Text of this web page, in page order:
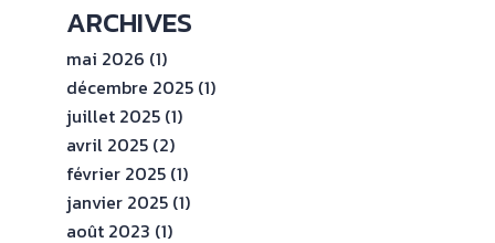
ARCHIVES
mai 2026 (1)
décembre 2025 (1)
juillet 2025 (1)
avril 2025 (2)
février 2025 (1)
janvier 2025 (1)
août 2023 (1)